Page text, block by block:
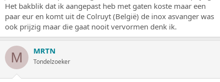
Het bakblik dat ik aangepast heb met gaten koste maar een
paar eur en komt uit de Colruyt (België) de inox asvanger was
ook prijzig maar die gaat nooit vervormen denk ik.
M MRTN
Tondelzoeker